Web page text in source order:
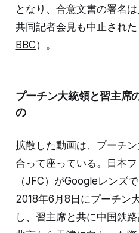
となり、合意文書の署名
共同記者会見も中止された
BBC）。
プーチン大統領と習主席
の
拡散した動画は、プーチ
合って座っている。日本
（JFC）がGoogleレンズ
2018年6月8日にプーチン
し、習主席と共に中国鉄